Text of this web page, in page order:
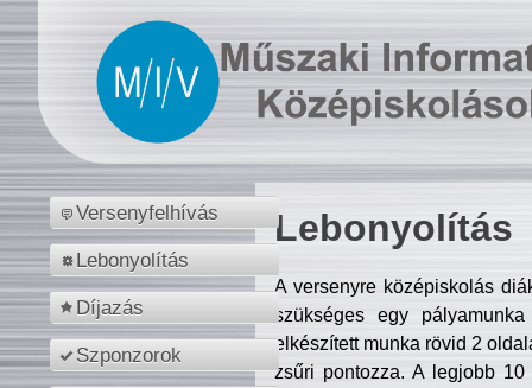
Versenyfelhívás
Lebonyolítás
Díjazás
Szponzorok
Lebonyolítás
A versenyre középiskolás
szükséges egy
elkészített munka rövid 2
zsűri pontozza. A legjobb